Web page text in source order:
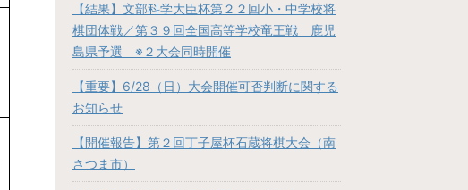
【結果】文部科学大臣杯第２２回小・中学校将
棋団体戦／第３９回全国高等学校竜王戦 鹿児
島県予選 ※２大会同時開催
【重要】6/28（日）大会開催可否判断に関する
お知らせ
【開催報告】第２回丁子屋杯石蔵将棋大会（南
さつま市）